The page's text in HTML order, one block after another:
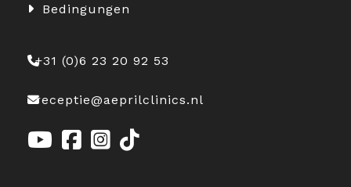
Bedingungen
+31 (0)6 23 20 92 53
receptie@aeprilclinics.nl